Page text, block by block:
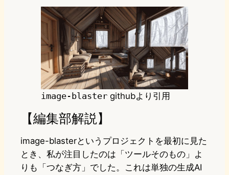
image-blaster githubより引用
【編集部解説】
image-blasterというプロジェクトを最初に見た
とき、私が注目したのは「ツールそのもの」よ
りも「つなぎ方」でした。これは単独の生成AI